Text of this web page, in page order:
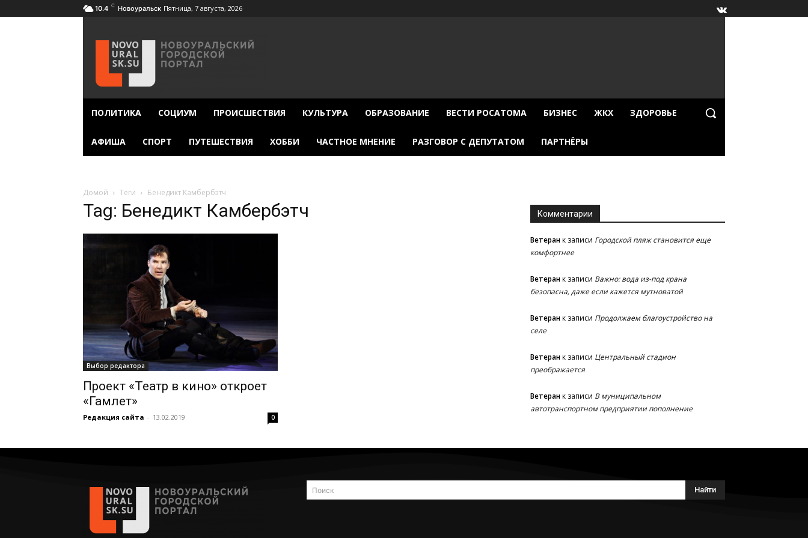
10.4 C Новоуральск Пятница, 7 августа, 2026
ПОЛИТИКА СОЦИУМ ПРОИСШЕСТВИЯ КУЛЬТУРА ОБРАЗОВАНИЕ ВЕСТИ РОСАТОМА БИЗНЕС ЖКХ ЗДОРОВЬЕ
АФИША СПОРТ ПУТЕШЕСТВИЯ ХОББИ ЧАСТНОЕ МНЕНИЕ РАЗГОВОР С ДЕПУТАТОМ ПАРТНЁРЫ
Домой Теги Бенедикт Камбербэтч
Tag: Бенедикт Камбербэтч
Выбор редактора
Проект «Театр в кино» откроет
«Гамлет»
Редакция сайта - 13.02.2019 0
Комментарии
Ветеранк записи Городской пляж становится еще
комфортнее
Ветеранк записи Важно: вода из-под крана
безопасна, даже если кажется мутноватой
Ветеранк записи Продолжаем благоустройство на
селе
Ветеранк записи Центральный стадион
преображается
Ветеранк записи В муниципальном
автотранспортном предприятии пополнение
Поиск Найти